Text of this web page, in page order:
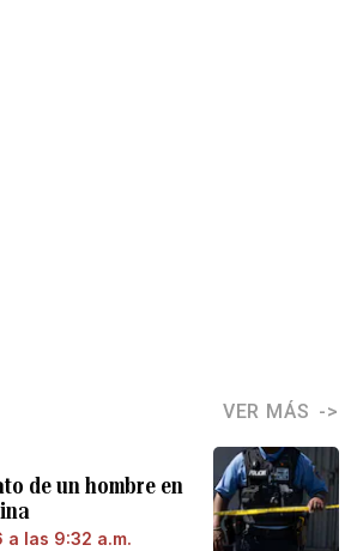
VER MÁS
de un hombre en
las 9:32 a.m.